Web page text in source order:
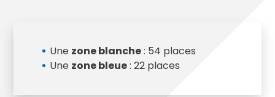
Une zone blanche: 54 places
Une zone bleue: 22 places